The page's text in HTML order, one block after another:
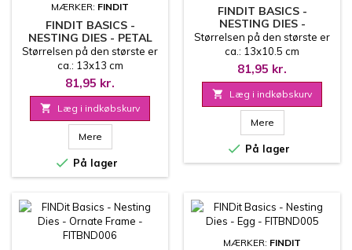
MÆRKER: FINDIT
FINDIT BASICS -
NESTING DIES - PETAL
FLOWER - FITBND008
Størrelsen på den største er
ca.: 13x13 cm
81,95 kr.
 Læg i indkøbskurv
Mere
 På lager
FINDIT BASICS -
NESTING DIES -
BALLOON - FITBND007
Størrelsen på den største er
ca.: 13x10.5 cm
81,95 kr.
 Læg i indkøbskurv
Mere
 På lager
MÆRKER: FINDIT